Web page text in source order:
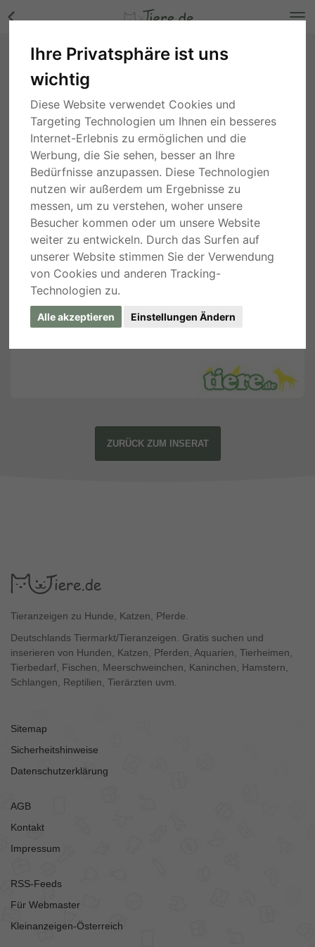
Ihre Privatsphäre ist uns
wichtig
Diese Website verwendet Cookies und
Targeting Technologien um Ihnen ein besseres
Internet-Erlebnis zu ermöglichen und die
Werbung, die Sie sehen, besser an Ihre
Bedürfnisse anzupassen. Diese Technologien
nutzen wir außerdem um Ergebnisse zu
messen, um zu verstehen, woher unsere
Besucher kommen oder um unsere Website
weiter zu entwickeln. Durch das Surfen auf
unserer Website stimmen Sie der Verwendung
von Cookies und anderen Tracking-
Technologien zu.
Alle akzeptieren Einstellungen Ändern
Shih Tzu Welpen - Rüde Bilder
Nordrhein-Westfalen
ZURÜCK ZUM INSERAT
Tieranzeigen zu Hunde, Katzen, Pferde.
Deutschlands Tiermarkt/Tieranzeigen. Gratis suchen und
inserieren von Hunden, Katzen, Pferden, Aquarien, Tierheimen,
Tierbedarf, Fischen, Meerschweinchen, Kaninchen, Hamstern,
Schlangen, Reptilien, Tierärzten uvm.
Sitemap
Sicherheitshinweise
Datenschutzerklärung
AGB
Kontakt
Impressum
RSS-Feeds
Für Webmaster
Kleinanzeigen-Österreich